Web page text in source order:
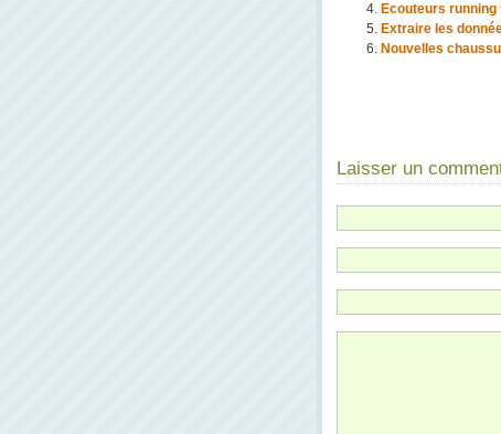
Ecouteurs running
Extraire les
Nouvelles
Laisser un